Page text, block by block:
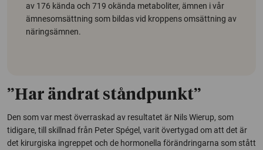
av 176 kända och 719 okända metaboliter, ämnen i vår
ämnesomsättning som bildas vid kroppens omsättning av
näringsämnen.
”Har ändrat ståndpunkt”
Den som var mest överraskad av resultatet är Nils Wierup, som
tidigare, till skillnad från Peter Spégel, varit övertygad om att det är
det kirurgiska ingreppet och de hormonella förändringarna som stått